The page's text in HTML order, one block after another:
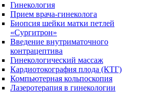
Гинекология
Прием врача-гинеколога
Биопсия шейки матки петлей
«Сургитрон»
Введение внутриматочного
контрацептива
Гинекологический массаж
Кардиотокография плода (КТГ)
Компьютерная кольпоскопия
Лазеротерапия в гинекологии